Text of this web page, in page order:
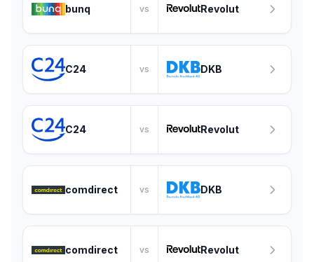
bunq vs Revolut
C24 vs DKB
C24 vs Revolut
comdirect vs DKB
comdirect vs Revolut